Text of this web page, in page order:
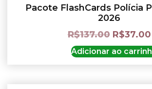
Pacote FlashCards Polícia
2026
R$137.00 R$37.00
Adicionar ao